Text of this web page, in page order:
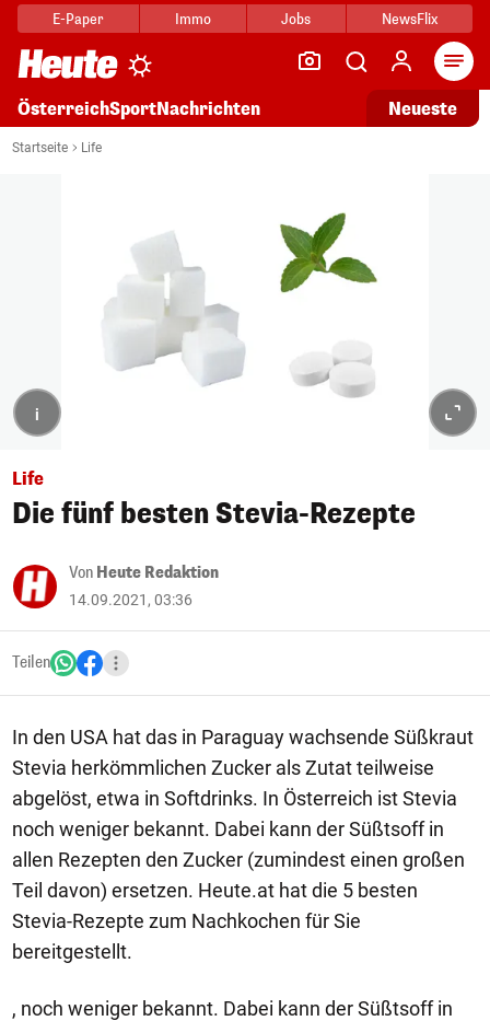
E-Paper Immo Jobs NewsFlix
ÖsterreichSportNachrichten Neueste
Startseite Life
i
Life
Die fünf besten Stevia-Rezepte
Von Heute Redaktion
14.09.2021, 03:36
Teilen
In den USA hat das in Paraguay wachsende Süßkraut
Stevia herkömmlichen Zucker als Zutat teilweise
abgelöst, etwa in Softdrinks. In Österreich ist Stevia
noch weniger bekannt. Dabei kann der Süßtsoff in
allen Rezepten den Zucker (zumindest einen großen
Teil davon) ersetzen. Heute.at hat die 5 besten
Stevia-Rezepte zum Nachkochen für Sie
bereitgestellt.
, noch weniger bekannt. Dabei kann der Süßtsoff in